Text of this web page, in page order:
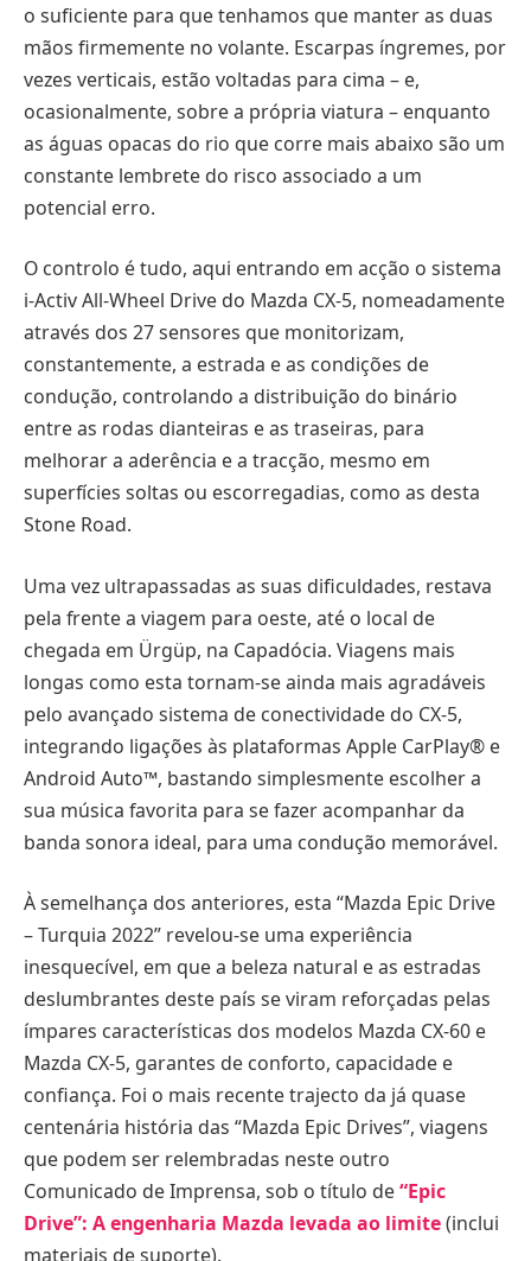
o suficiente para que tenhamos que manter as duas
mãos firmemente no volante. Escarpas íngremes, por
vezes verticais, estão voltadas para cima – e,
ocasionalmente, sobre a própria viatura – enquanto
as águas opacas do rio que corre mais abaixo são um
constante lembrete do risco associado a um
potencial erro.
O controlo é tudo, aqui entrando em acção o sistema
i-Activ All-Wheel Drive do Mazda CX-5, nomeadamente
através dos 27 sensores que monitorizam,
constantemente, a estrada e as condições de
condução, controlando a distribuição do binário
entre as rodas dianteiras e as traseiras, para
melhorar a aderência e a tracção, mesmo em
superfícies soltas ou escorregadias, como as desta
Stone Road.
Uma vez ultrapassadas as suas dificuldades, restava
pela frente a viagem para oeste, até o local de
chegada em Ürgüp, na Capadócia. Viagens mais
longas como esta tornam-se ainda mais agradáveis
pelo avançado sistema de conectividade do CX-5,
integrando ligações às plataformas Apple CarPlay® e
Android Auto™, bastando simplesmente escolher a
sua música favorita para se fazer acompanhar da
banda sonora ideal, para uma condução memorável.
À semelhança dos anteriores, esta “Mazda Epic Drive
– Turquia 2022” revelou-se uma experiência
inesquecível, em que a beleza natural e as estradas
deslumbrantes deste país se viram reforçadas pelas
ímpares características dos modelos Mazda CX-60 e
Mazda CX-5, garantes de conforto, capacidade e
confiança. Foi o mais recente trajecto da já quase
centenária história das “Mazda Epic Drives”, viagens
que podem ser relembradas neste outro
Comunicado de Imprensa, sob o título de“Epic
Drive”: A engenharia Mazda levada ao limite(inclui
materiais de suporte).